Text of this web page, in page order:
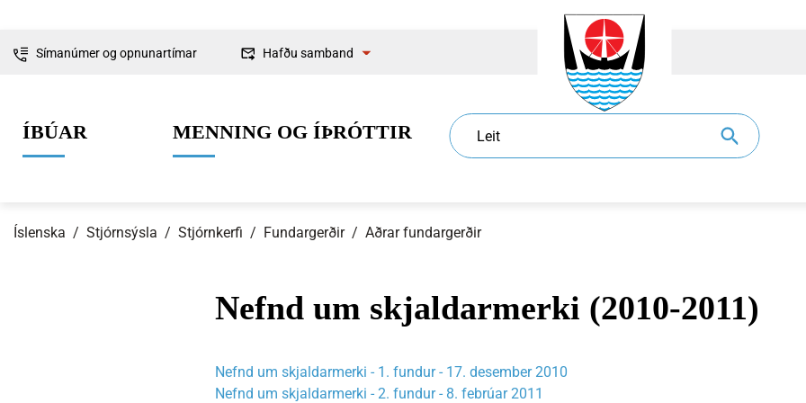
Leit
Símanúmer og opnunartímar Hafðu samband
ÍBÚAR
Grunnskólaaldur Eldri borgarar
MENNING OG ÍÞRÓTTIR
Íþróttir Sundlaugar
Byggingarmál Sorphirða og -förgun
Stjórnkerfi Ráð og nefndir
Íslenska / Stjórnsýsla / Stjórnkerfi / Fundargerðir / Aðrar fundargerðir
Nefnd um skjaldarmerki (2010-2011)
Nefnd um skjaldarmerki - 1. fundur - 17. desember 2010
Nefnd um skjaldarmerki - 2. fundur - 8. febrúar 2011